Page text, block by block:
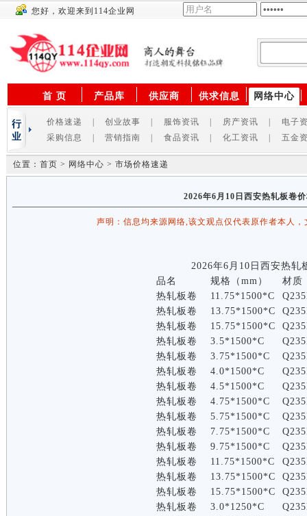
您好，欢迎来到114企业网
首 页 产品库 供应商 供求信息 网络中心
价格速递 创业故事 服饰资讯 房产资讯
电子
采购信息
营销指南 食品资讯 化工资讯 五金
位置：首页 > 网络中心 > 市场价格速递
2026年6月10日西安热轧板卷
声明：信息均来源网络,该文观点仅代表原作者本人
2026年6月10日西安热轧
品名
规格（mm）
材质
热轧板卷
11.75*1500*C
热轧板卷
13.75*1500*C
热轧板卷
15.75*1500*C
热轧板卷
3.5*1500*C
热轧板卷
3.75*1500*C
热轧板卷
4.0*1500*C
热轧板卷
4.5*1500*C
热轧板卷
4.75*1500*C
热轧板卷
5.75*1500*C
热轧板卷
7.75*1500*C
热轧板卷
9.75*1500*C
热轧板卷
11.75*1500*C
热轧板卷
13.75*1500*C
热轧板卷
15.75*1500*C
热轧板卷
3.0*1250*C